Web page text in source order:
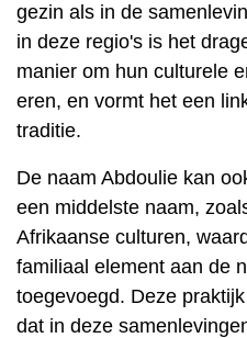
gezin als in de
in deze regio's is het
manier om hun culturele
eren, en vormt het een
traditie.
De naam Abdoulie kan
een middelste naam,
Afrikaanse culturen,
familiaal element aan de
toegevoegd. Deze
dat in deze